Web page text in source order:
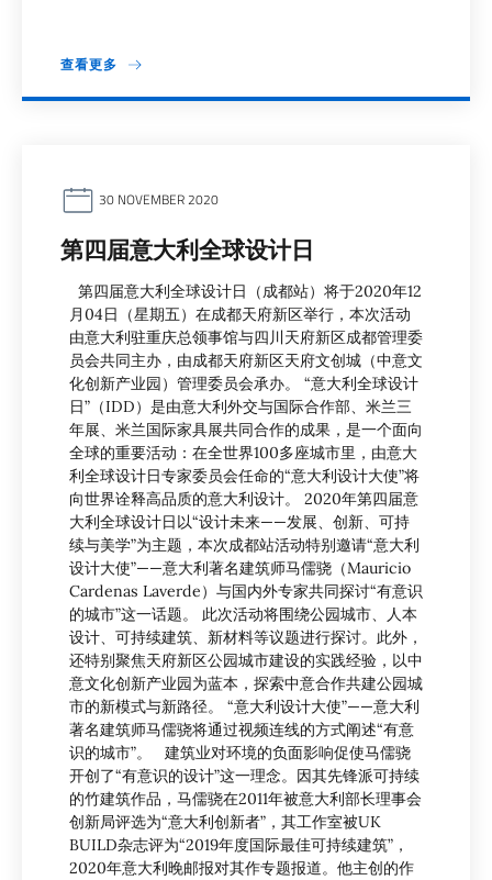
查看更多
30 NOVEMBER 2020
第四届意大利全球设计日
第四届意大利全球设计日（成都站）将于2020年12
月04日（星期五）在成都天府新区举行，本次活动
由意大利驻重庆总领事馆与四川天府新区成都管理委
员会共同主办，由成都天府新区天府文创城（中意文
化创新产业园）管理委员会承办。 “意大利全球设计
日”（IDD）是由意大利外交与国际合作部、米兰三
年展、米兰国际家具展共同合作的成果，是一个面向
全球的重要活动：在全世界100多座城市里，由意大
利全球设计日专家委员会任命的“意大利设计大使”将
向世界诠释高品质的意大利设计。 2020年第四届意
大利全球设计日以“设计未来——发展、创新、可持
续与美学”为主题，本次成都站活动特别邀请“意大利
设计大使”——意大利著名建筑师马儒骁（Mauricio
Cardenas Laverde）与国内外专家共同探讨“有意识
的城市”这一话题。 此次活动将围绕公园城市、人本
设计、可持续建筑、新材料等议题进行探讨。此外，
还特别聚焦天府新区公园城市建设的实践经验，以中
意文化创新产业园为蓝本，探索中意合作共建公园城
市的新模式与新路径。 “意大利设计大使”——意大利
著名建筑师马儒骁将通过视频连线的方式阐述“有意
识的城市”。 建筑业对环境的负面影响促使马儒骁
开创了“有意识的设计”这一理念。因其先锋派可持续
的竹建筑作品，马儒骁在2011年被意大利部长理事会
创新局评选为“意大利创新者”，其工作室被UK
BUILD杂志评为“2019年度国际最佳可持续建筑”，
2020年意大利晚邮报对其作专题报道。他主创的作